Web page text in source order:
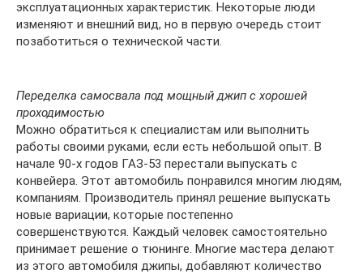
эксплуатационных характеристик. Некоторые люди
изменяют и внешний вид, но в первую очередь стоит
позаботиться о технической части.
Переделка самосвала под мощный джип с хорошей
проходимостью
Можно обратиться к специалистам или выполнить
работы своими руками, если есть небольшой опыт. В
начале 90-х годов ГАЗ-53 перестали выпускать с
конвейера. Этот автомобиль понравился многим людям,
компаниям. Производитель принял решение выпускать
новые вариации, которые постепенно
совершенствуются. Каждый человек самостоятельно
принимает решение о тюнинге. Многие мастера делают
из этого автомобиля джипы, добавляют количество